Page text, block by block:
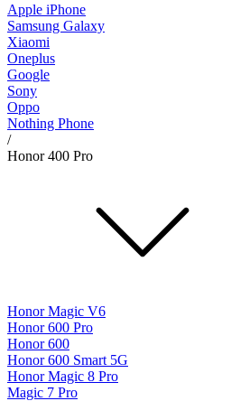
Apple iPhone
Samsung Galaxy
Xiaomi
Oneplus
Google
Sony
Oppo
Nothing Phone
/
Honor 400 Pro
Honor Magic V6
Honor 600 Pro
Honor 600
Honor 600 Smart 5G
Honor Magic 8 Pro
Magic 7 Pro